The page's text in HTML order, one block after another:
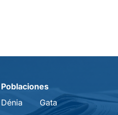
Poblaciones
Dénia
Gata